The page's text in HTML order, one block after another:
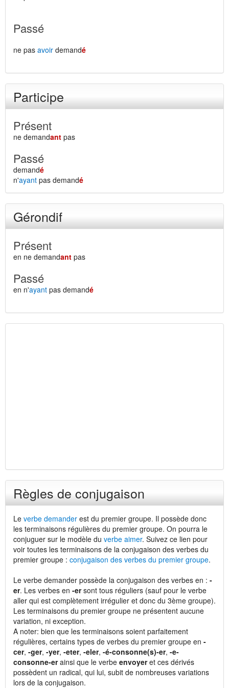
Passé
ne pas avoir demandé
Participe
Présent
ne demandant pas
Passé
demandé
n'ayant pas demandé
Gérondif
Présent
en ne demandant pas
Passé
en n'ayant pas demandé
Règles de conjugaison
Le verbe demander est du premier groupe. Il possède donc
les terminaisons régulières du premier groupe. On pourra le
conjuguer sur le modèle du verbe aimer. Suivez ce lien pour
voir toutes les terminaisons de la conjugaison des verbes du
premier groupe : conjugaison des verbes du premier groupe.
Le verbe demander possède la conjugaison des verbes en : -
er. Les verbes en -ersont tous réguliers (sauf pour le verbe
aller qui est complètement irrégulier et donc du 3ème groupe).
Les terminaisons du premier groupe ne présentent aucune
variation, ni exception.
A noter: bien que les terminaisons soient parfaitement
régulières, certains types de verbes du premier groupe en -
cer, -ger, -yer, -eter, -eler, -é-consonne(s)-er, -e-
consonne-erainsi que le verbe envoyeret ces dérivés
possèdent un radical, qui lui, subit de nombreuses variations
lors de la conjugaison.